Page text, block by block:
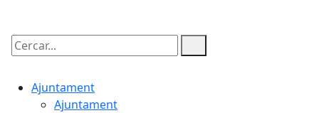
Cercar:
Ajuntament
Ajuntament